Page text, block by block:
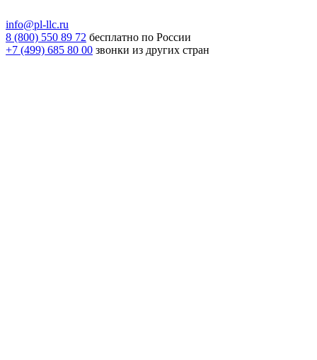
info@pl-llc.ru
8 (800) 550 89 72 бесплатно по России
+7 (499) 685 80 00 звонки из других стран